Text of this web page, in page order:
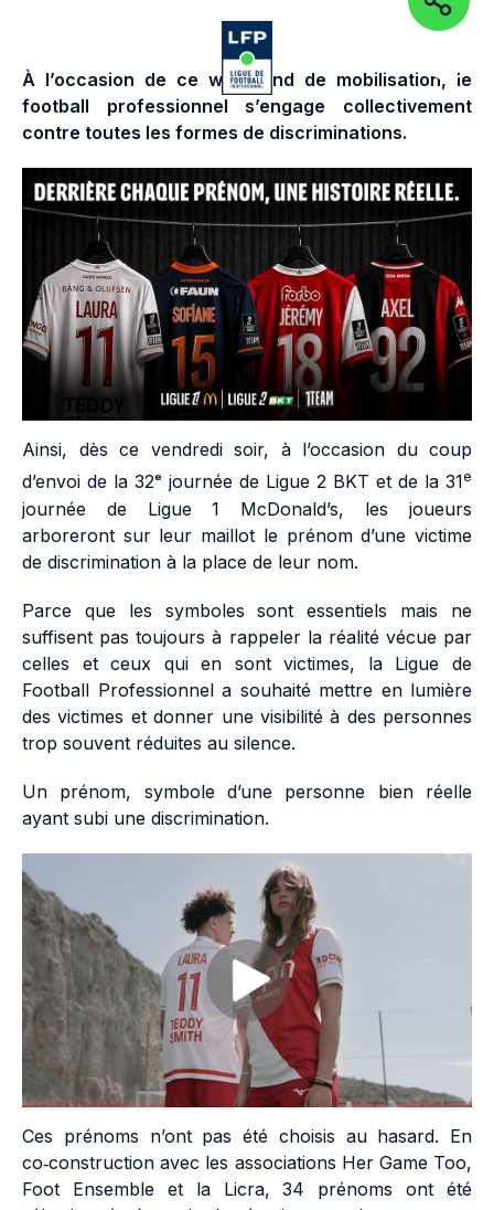
Aller au contenu de la pageAller à la navigation Aller à la
OUVRIR LE MENU
À l’occasion de ce week-end de mobilisation, le
football professionnel s’engage collectivement
contre toutes les formes de discriminations.
Ainsi, dès ce vendredi soir, à l’occasion du coup
d’envoi de la 32ᵉ journée de Ligue 2 BKT et de la 31e
journée de Ligue 1 McDonald’s, les joueurs
arboreront sur leur maillot le prénom d’une victime
de discrimination à la place de leur nom.
Parce que les symboles sont essentiels mais ne
suffisent pas toujours à rappeler la réalité vécue par
celles et ceux qui en sont victimes, la Ligue de
Football Professionnel a souhaité mettre en lumière
des victimes et donner une visibilité à des personnes
trop souvent réduites au silence.
Un prénom, symbole d’une personne bien réelle
ayant subi une discrimination.
Ces prénoms n’ont pas été choisis au hasard. En
co‑construction avec les associations Her Game Too,
Foot Ensemble et la Licra, 34 prénoms ont été